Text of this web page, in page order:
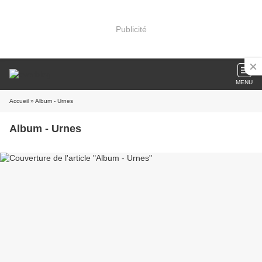
Publicité
MENU
Accueil » Album - Urnes
Album - Urnes